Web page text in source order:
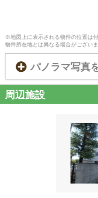
※地図上に表示される物件の位置は
物件所在地とは異なる場合がございま
パノラマ写真
周辺施設